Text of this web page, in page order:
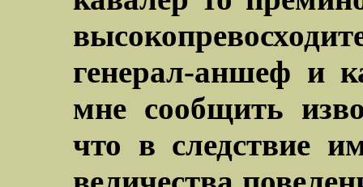
генерал-аншеф и
мне сообщить
что в следствие